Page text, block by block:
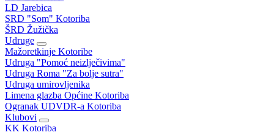
LD Jarebica
SRD "Som" Kotoriba
ŠRD Žužička
Udruge
Mažoretkinje Kotoribe
Udruga "Pomoć neizlječivima"
Udruga Roma "Za bolje sutra"
Udruga umirovljenika
Limena glazba Općine Kotoriba
Ogranak UDVDR-a Kotoriba
Klubovi
KK Kotoriba